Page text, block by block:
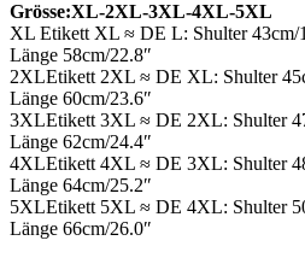
Grösse:XL-2XL-3XL-4XL-5XL
XL Etikett XL ≈ DE L: Shulter 43cm/
Länge 58cm/22.8″
2XLEtikett 2XL ≈ DE XL: Shulter
Länge 60cm/23.6″
3XLEtikett 3XL ≈ DE 2XL: Shulter
Länge 62cm/24.4″
4XLEtikett 4XL ≈ DE 3XL: Shulter
Länge 64cm/25.2″
5XLEtikett 5XL ≈ DE 4XL: Shulter
Länge 66cm/26.0″